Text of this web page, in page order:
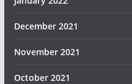
December 2021
November 2021
October 2021